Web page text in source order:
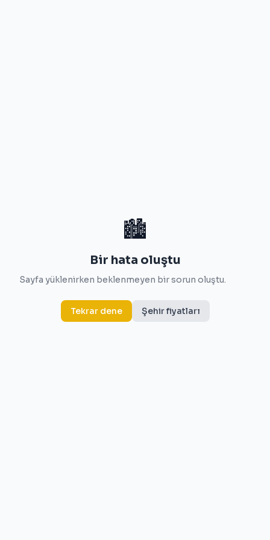
🏙️
Bir hata oluştu
Sayfa yüklenirken beklenmeyen bir sorun oluştu.
Tekrar dene Şehir fiyatları